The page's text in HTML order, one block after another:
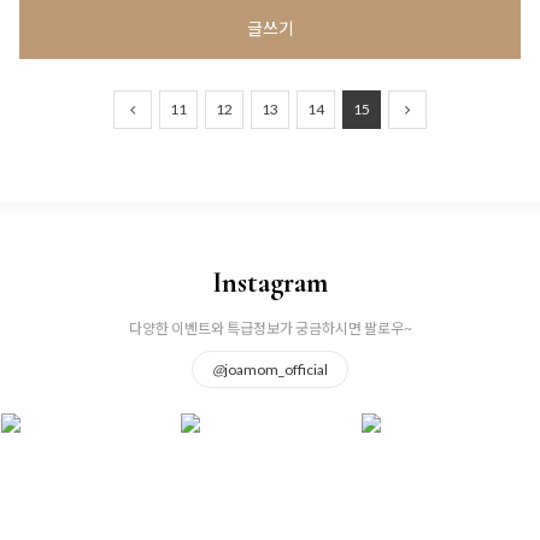
글쓰기
11 12 13 14 15
Instagram
다양한 이벤트와 특급정보가 궁금하시면 팔로우~
@joamom_official